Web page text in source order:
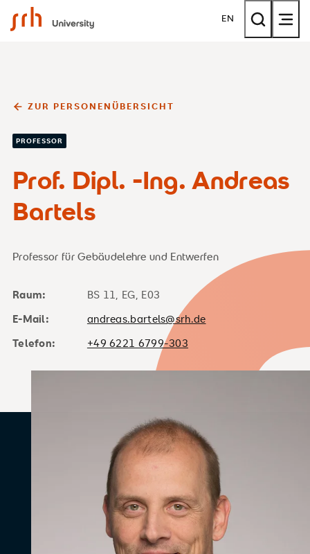
SRH University EN
ZUR PERSONENÜBERSICHT
PROFESSOR
Prof. Dipl. -Ing. Andreas
Bartels
Professor für Gebäudelehre und Entwerfen
Raum:
BS 11, EG, E03
E-Mail:
andreas.bartels@srh.de
Telefon:
+49 6221 6799-303